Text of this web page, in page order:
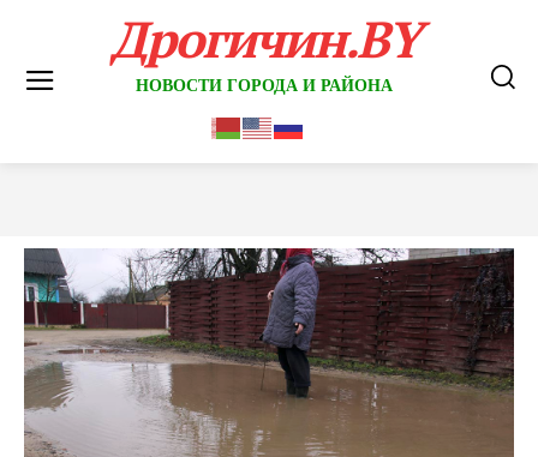
Дрогичин.BY
НОВОСТИ ГОРОДА И РАЙОНА
Обратная связь